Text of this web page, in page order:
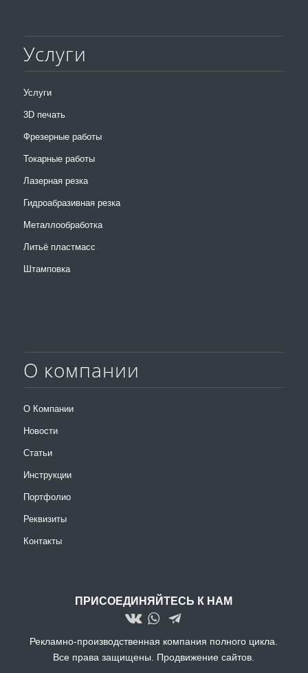
Услуги
Услуги
3D печать
Фрезерные работы
Токарные работы
Лазерная резка
Гидроабразивная резка
Металлообработка
Литьё пластмасс
Штамповка
О компании
О Компании
Новости
Статьи
Инструкции
Портфолио
Реквизиты
Контакты
ПРИСОЕДИНЯЙТЕСЬ К НАМ
Рекламно-производственная компания полного цикла.
Все права защищены. Продвижение сайтов.